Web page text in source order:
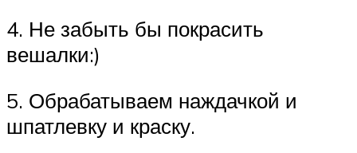
4. Не забыть бы покрасить
вешалки:)
5. Обрабатываем наждачкой и
шпатлевку и краску.